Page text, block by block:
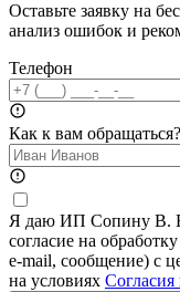
Оставьте заявку на
анализ ошибок и
Телефон
Как к вам обращаться?
Я даю ИП Сопину В.
согласие на
e-mail, сообщение) с
на условиях